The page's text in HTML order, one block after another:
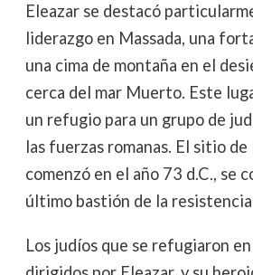
Eleazar se destacó
liderazgo en Massada, una
una cima de montaña en el
cerca del mar Muerto. Este
un refugio para un grupo de
las fuerzas romanas. El sitio de
comenzó en el año 73 d.C., se
último bastión de la
Los judíos que se refugiaron